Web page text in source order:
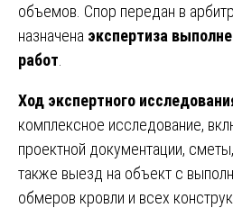
объемов. Спор передан в
назначена экспертиза
работ
Ход экспертного
комплексное исследование,
проектной документации,
также выезд на объект с
обмеров кровли и всех